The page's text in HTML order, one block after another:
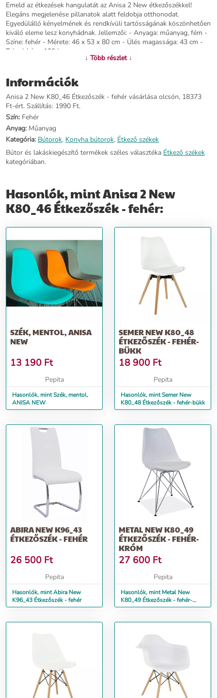
Emeld az étkezések hangulatát az Anisa 2 New étkezőszékkel!
Elegáns megjelenése pillanatok alatt feldobja otthonodat.
Egyedülálló kényelmének és rendkívüli tartósságának köszönhetően
kiváló eleme lesz konyhádnak. Jellemzői: - Anyaga: műanyag, fém -
Színe: fehér - Mérete: 46 x 53 x 80 cm - Ülés magassága: 43 cm -
Teherbírása: 100 kg
↓ Több részlet ↓
Információk
Anisa 2 New K80_46 Étkezőszék - fehér vásárlása olcsón, 18373
Ft-ért. Szállítás: 1990 Ft.
Szín: Fehér
Anyag: Műanyag
Kategória: Bútorok, Konyha bútorok, Étkező székek
Bútor és lakáskiegészítő termékek széles választéka Étkező székek
kategóriában.
Hasonlók, mint Anisa 2 New
K80_46 Étkezőszék - fehér:
SZÉK, MENTOL, ANISA
NEW
13 190 Ft
Pepita
Hasonlók, mint Szék, mentol,
ANISA NEW
SEMER NEW K80_48
ÉTKEZŐSZÉK - FEHÉR-
BÜKK
18 900 Ft
Pepita
Hasonlók, mint Semer New
K80_48 Étkezőszék - fehér-bükk
ABIRA NEW K96_43
ÉTKEZŐSZÉK - FEHÉR
26 500 Ft
Pepita
Hasonlók, mint Abira New
K96_43 Étkezőszék - fehér
METAL NEW K80_49
ÉTKEZŐSZÉK - FEHÉR-
KRÓM
27 600 Ft
Pepita
Hasonlók, mint Metal New
K80_49 Étkezőszék - fehér-
króm